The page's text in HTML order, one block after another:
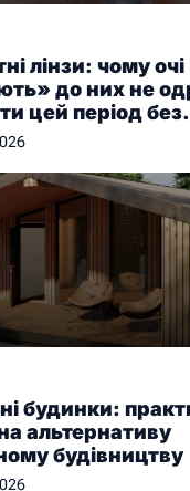
лінзи: чому очі
до них не
цей період без
будинки:
альтернативу
будівництву